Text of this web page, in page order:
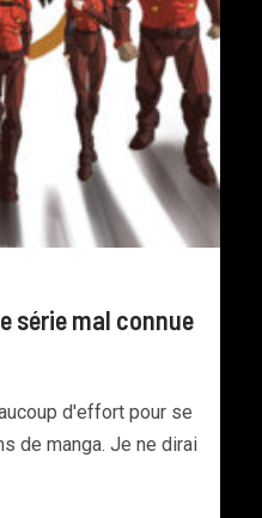
série mal connue
d'effort pour se
de manga. Je ne dirai